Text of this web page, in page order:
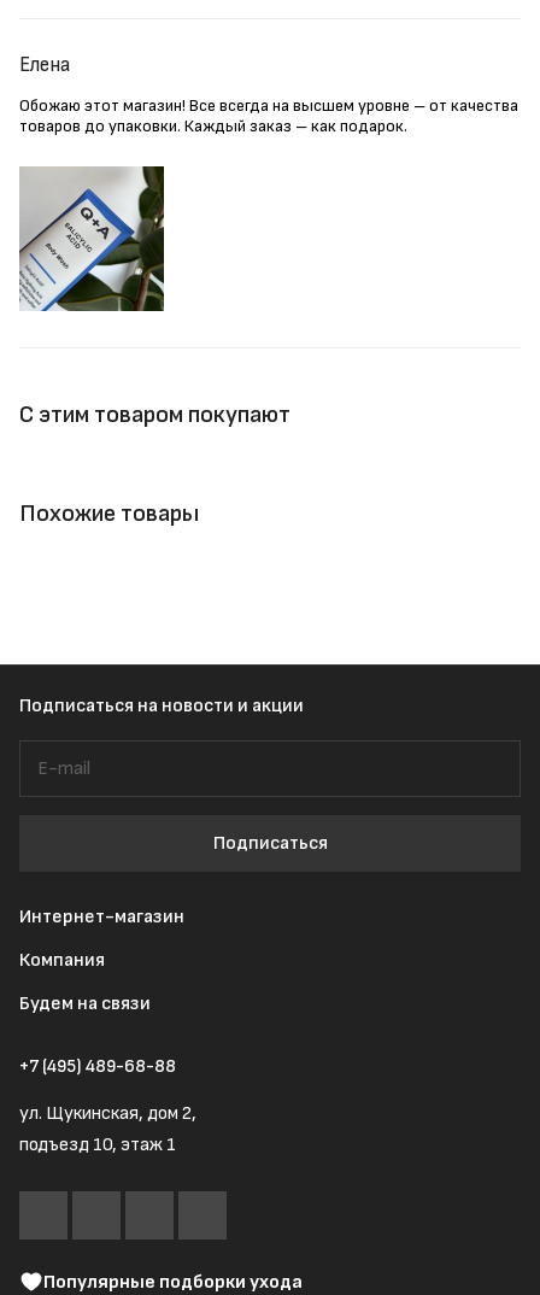
Елена
Обожаю этот магазин! Все всегда на высшем уровне – от качества
товаров до упаковки. Каждый заказ – как подарок.
С этим товаром покупают
Похожие товары
Подписаться на новости и акции
Подписаться
Интернет-магазин
Компания
Будем на связи
+7 (495) 489-68-88
ул. Щукинская, дом 2,
подъезд 10, этаж 1
Популярные подборки ухода